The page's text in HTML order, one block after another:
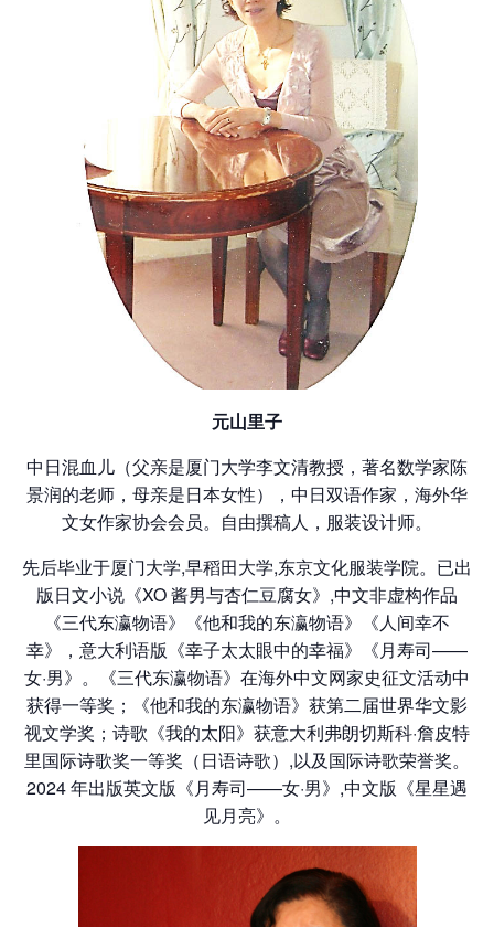
元山里子
中日混血儿（父亲是厦门大学李文清教授，著名数学家陈
景润的老师，母亲是日本女性），中日双语作家，海外华
文女作家协会会员。自由撰稿人，服装设计师。
先后毕业于厦门大学,早稻田大学,东京文化服装学院。已出
版日文小说《XO 酱男与杏仁豆腐女》,中文非虚构作品
《三代东瀛物语》《他和我的东瀛物语》《人间幸不
幸》，意大利语版《幸子太太眼中的幸福》《月寿司——
女·男》。《三代东瀛物语》在海外中文网家史征文活动中
获得一等奖；《他和我的东瀛物语》获第二届世界华文影
视文学奖；诗歌《我的太阳》获意大利弗朗切斯科·詹皮特
里国际诗歌奖一等奖（日语诗歌）,以及国际诗歌荣誉奖。
2024 年出版英文版《月寿司——女·男》,中文版《星星遇
见月亮》。